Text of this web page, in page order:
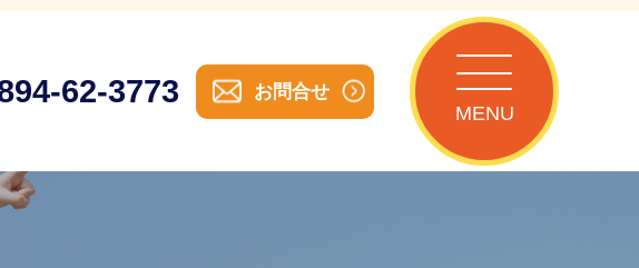
62-3773 お問合せ
MENU